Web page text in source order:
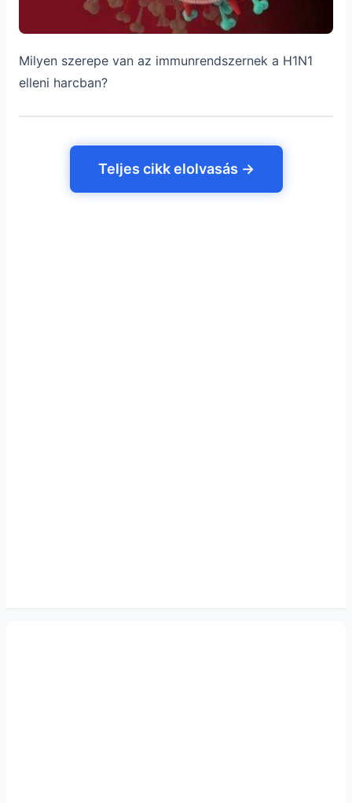
Milyen szerepe van az immunrendszernek a H1N1
elleni harcban?
Teljes cikk elolvasás →